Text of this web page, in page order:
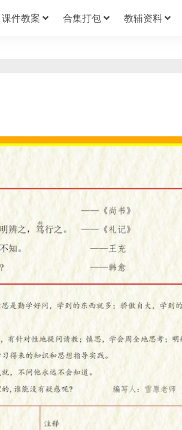
课件教案 合集打包 教辅资料